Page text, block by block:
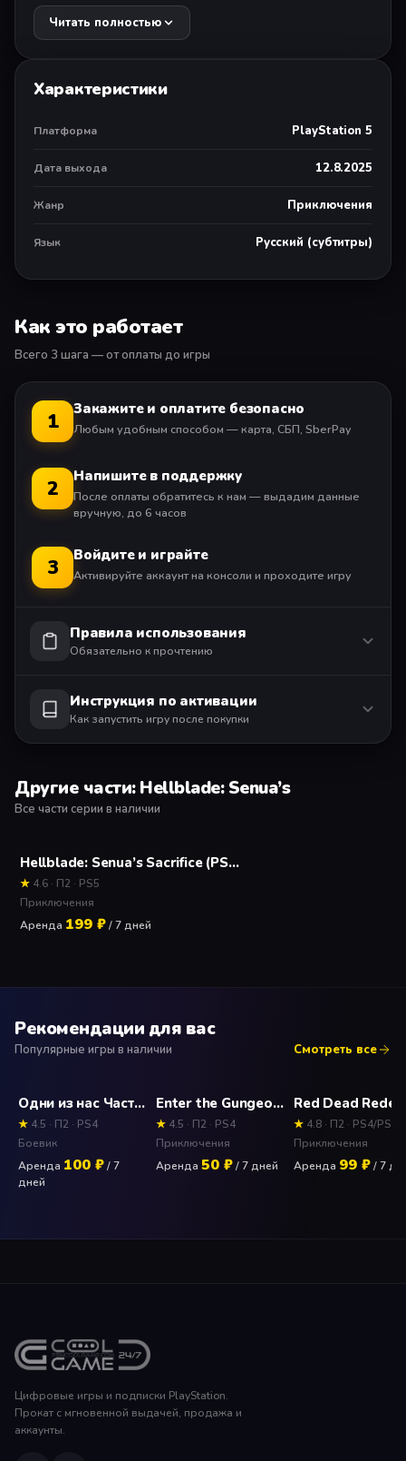
Суровое путешествие воительницы в мир мифов и
безумия от создателей Heavenly Sword, Enslaved:
Действие разворачивается в эпоху викингов.
полное тревог путешествие, чтобы попасть в ад
викингов и сразиться за душу своего погибшего
возлюбленного.
сотрудничестве с нейробиологами и людьми,
вас в разум Senua.
Читать полностью
Характеристики
Платформа PlayStation 5
Дата выхода 12.8.2025
Жанр Приключения
Язык Русский (субтитры)
Как это работает
Всего 3 шага — от оплаты до игры
1 Закажите и оплатите безопасно
Любым удобным способом — карта, СБП, SberPay
2 Напишите в поддержку
После оплаты обратитесь к нам — выдадим данные
вручную, до 6 часов
3 Войдите и играйте
Активируйте аккаунт на консоли и проходите игру
Правила использования
Обязательно к прочтению
Инструкция по активации
Как запустить игру после покупки
Другие части: Hellblade: Senua’s
Все части серии в наличии
Hellblade: Senua’s Sacrifice (PS5) Прокат и аренда игры 7 дней
★ 4.6 · П2 · PS5
Приключения
Аренда 199 ₽/ 7 дней
Рекомендации для вас
Популярные игры в наличии Смотреть все
Одни из нас Часть 2 (The Last of Us) Прокат и аренда игры 7 дней
★ 4.5 · П2 · PS4
Боевик
Аренда 100 ₽/ 7
дней
Enter the Gungeon Прокат и аренда игры 7 дней
★ 4.5 · П2 · PS4
Приключения
Аренда 50 ₽/ 7 дней
★ 4.8 · П2 · PS4/PS5
Приключения
Аренда 99 ₽/ 7
Цифровые игры и подписки PlayStation.
Прокат с мгновенной выдачей, продажа и
аккаунты.